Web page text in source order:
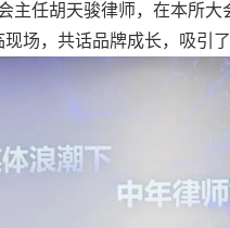
胡天骏律师，在本所大
场，共话品牌成长，吸引